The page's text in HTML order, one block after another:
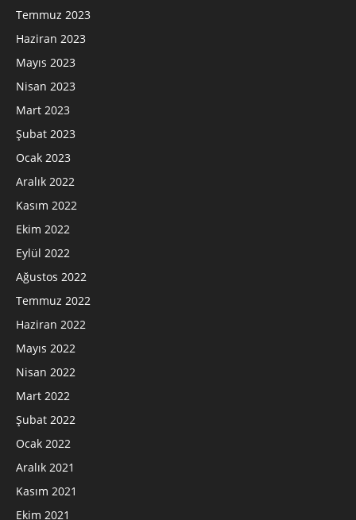
Temmuz 2023
Haziran 2023
Mayıs 2023
Nisan 2023
Mart 2023
Şubat 2023
Ocak 2023
Aralık 2022
Kasım 2022
Ekim 2022
Eylül 2022
Ağustos 2022
Temmuz 2022
Haziran 2022
Mayıs 2022
Nisan 2022
Mart 2022
Şubat 2022
Ocak 2022
Aralık 2021
Kasım 2021
Ekim 2021